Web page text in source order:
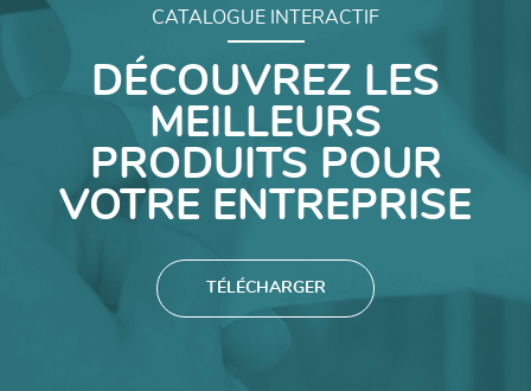
CATALOGUE INTERACTIF
DÉCOUVREZ LES
MEILLEURS
PRODUITS POUR
VOTRE ENTREPRISE
TÉLÉCHARGER